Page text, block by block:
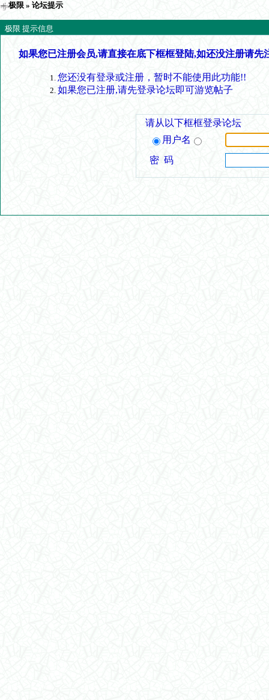
极限 » 论坛提示
极限 提示信息
如果您已注册会员,请直接在底下框框登陆,如还没注册请先
您还没有登录或注册，暂时不能使用此功能!!
如果您已注册,请先登录论坛即可游览帖子
请从以下框框登录论坛
用户名
密 码